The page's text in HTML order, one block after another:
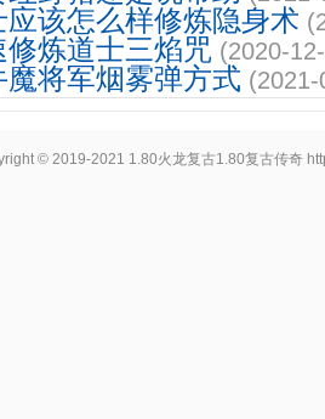
该怎么样修炼隐身术
炼道士三焰咒 (2020-
将军烟雾弹方式
© 2019-2021 1.80火龙复古1.80复古传奇